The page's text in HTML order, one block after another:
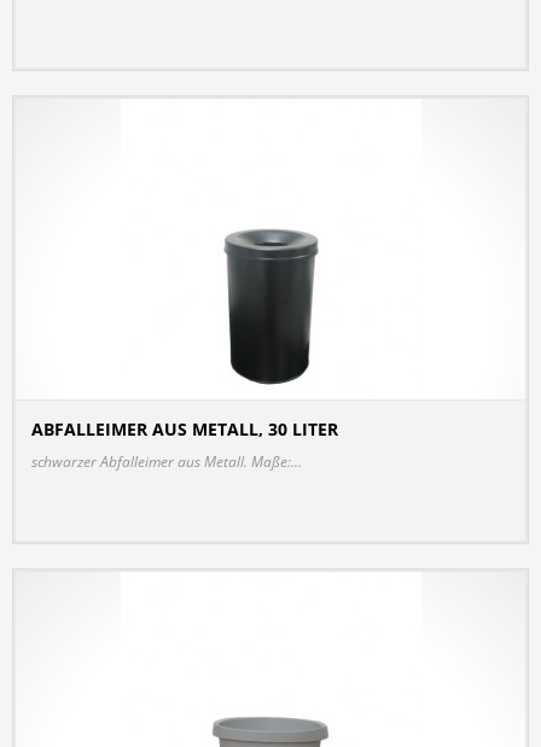
ABFALLEIMER AUS METALL, 30 LITER
schwarzer Abfalleimer aus Metall. Maße:...